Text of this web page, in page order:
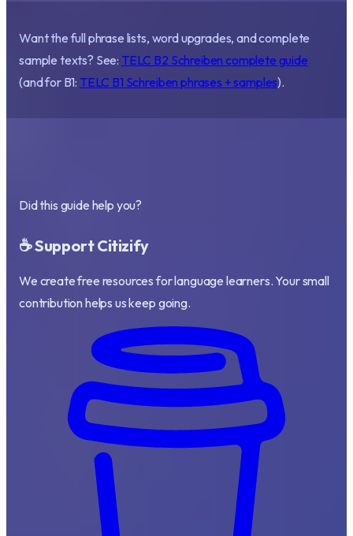
Want the full phrase lists, word upgrades, and complete
sample texts? See: TELC B2 Schreiben complete guide
(and for B1: TELC B1 Schreiben phrases + samples).
Did this guide help you?
☕ Support Citizify
We create free resources for language learners. Your small
contribution helps us keep going.